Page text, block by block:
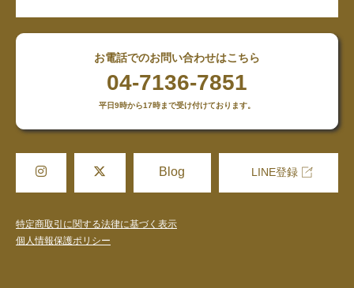
お電話でのお問い合わせはこちら
04-7136-7851
平日9時から17時まで受け付けております。
Blog LINE登録
特定商取引に関する法律に基づく表示
個人情報保護ポリシー